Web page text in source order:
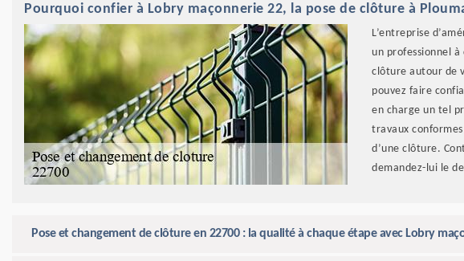
Pourquoi confier à Lobry maçonnerie 22, la pose de clôture à
L’entreprise
un professionnel
clôture autour de
pouvez faire
en charge un tel
travaux
d’une clôture.
demandez-lui le
Pose et changement de clôture en 22700 : la qualité à chaque étape avec Lobry